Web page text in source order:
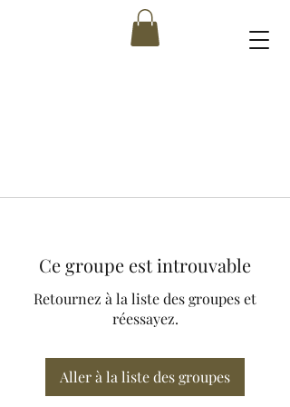
Ce groupe est introuvable
Retournez à la liste des groupes et
réessayez.
Aller à la liste des groupes